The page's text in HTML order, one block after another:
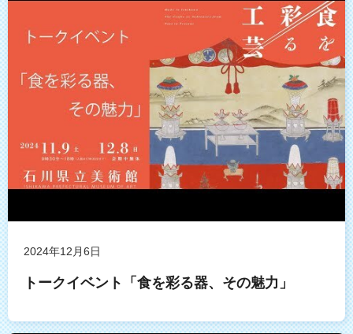
2024年12月6日
トークイベント「食を彩る器、その魅力」